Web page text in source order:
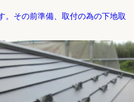
。その前準備、取付の為の下地取